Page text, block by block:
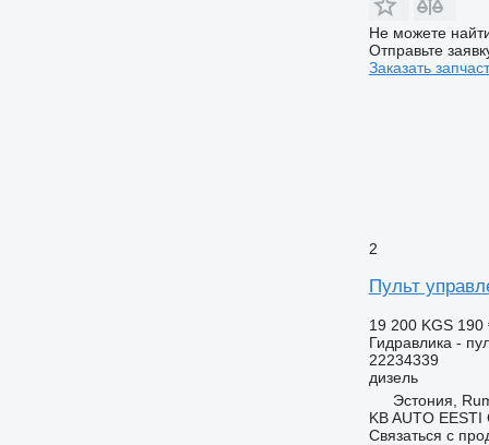
Не можете
Отправьте
Заказать
2
Пульт
19 200 KGS 190
Гидравлика -
22234339
дизель
Эстония,
KB AUTO EESTI
Связаться с